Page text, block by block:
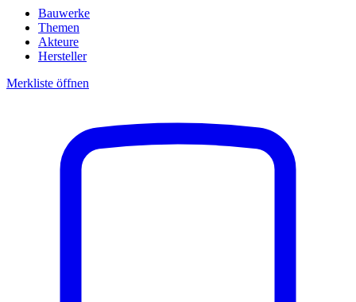
Bauwerke
Themen
Akteure
Hersteller
Merkliste öffnen